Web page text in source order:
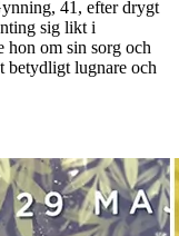
41, efter drygt
sig likt i
hon om sin sorg och
betydligt lugnare och